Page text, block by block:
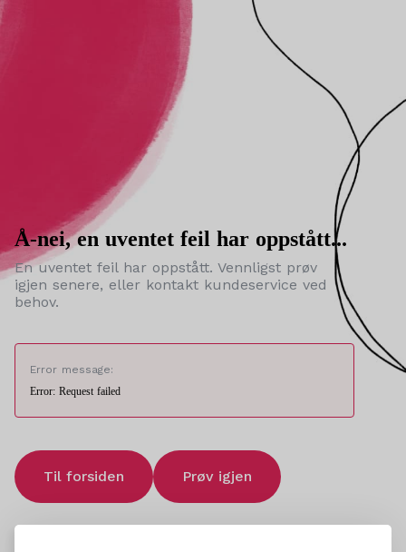
Å-nei, en uventet feil har oppstått...
En uventet feil har oppstått. Vennligst prøv
igjen senere, eller kontakt kundeservice ved
behov.
Error message:
Error: Request failed
Til forsiden Prøv igjen